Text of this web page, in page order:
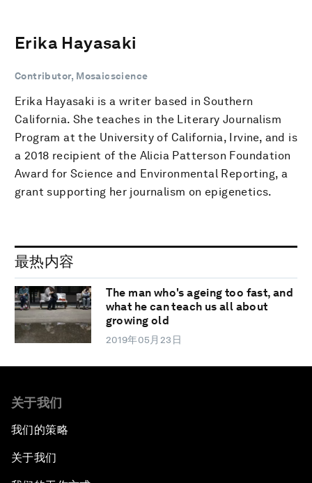
Erika Hayasaki
Contributor, Mosaicscience
Erika Hayasaki is a writer based in Southern
California. She teaches in the Literary Journalism
Program at the University of California, Irvine, and is
a 2018 recipient of the Alicia Patterson Foundation
Award for Science and Environmental Reporting, a
grant supporting her journalism on epigenetics.
最热内容
The man who's ageing too fast, and
what he can teach us all about
growing old
2019年05月23日
关于我们
我们的策略
关于我们